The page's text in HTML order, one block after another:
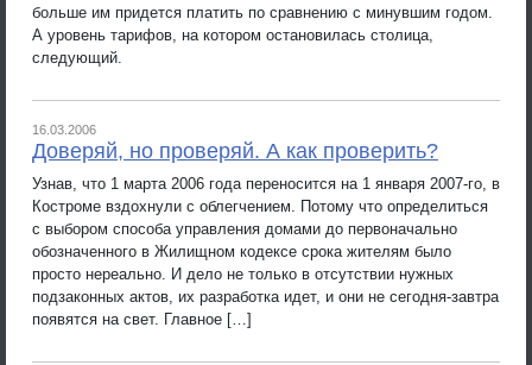
больше им придется платить по сравнению с минувшим годом.
А уровень тарифов, на котором остановилась столица,
следующий.
16.03.2006
Доверяй, но проверяй. А как проверить?
Узнав, что 1 марта 2006 года переносится на 1 января 2007-го, в
Костроме вздохнули с облегчением. Потому что определиться
с выбором способа управления домами до первоначально
обозначенного в Жилищном кодексе срока жителям было
просто нереально. И дело не только в отсутствии нужных
подзаконных актов, их разработка идет, и они не сегодня-завтра
появятся на свет. Главное […]